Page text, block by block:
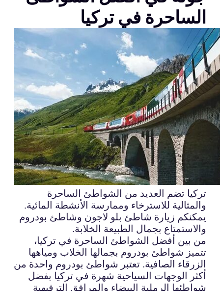
الساحرة في تركيا
تركيا تضم العديد من الشواطئ الساحرة
والمثالية للاسترخاء وممارسة الأنشطة المائية.
يمكنكم زيارة شاطئ بلو لاجون وشاطئ بودروم
والاستمتاع بجمال الطبيعة الخلابة.
من بين أفضل الشواطئ الساحرة في تركيا،
تتميز شواطئ بودروم بجمالها الخلاب ومياهها
الزرقاء الصافية. تعتبر شواطئ بودروم واحدة من
أكثر الوجهات السياحية شهرة في تركيا بفضل
شواطئها الرملية البيضاء والمرافق الترفيهية